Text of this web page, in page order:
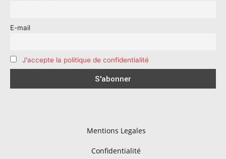
E-mail
J'accepte la politique de confidentialité
Mentions Legales
Confidentialité